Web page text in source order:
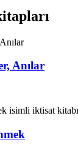
Anılar